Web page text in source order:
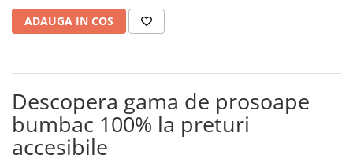
ADAUGA IN COS
Descopera gama de prosoape
bumbac 100% la preturi
accesibile